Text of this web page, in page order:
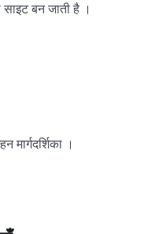
बन जाती है ।
मार्गदर्शिका ।